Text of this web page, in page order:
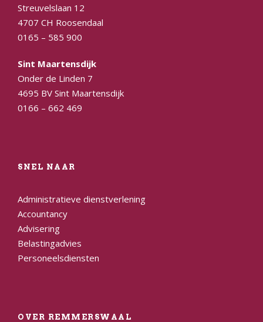
Streuvelslaan 12
4707 CH Roosendaal
0165 – 585 900
Sint Maartensdijk
Onder de Linden 7
4695 BV Sint Maartensdijk
0166 – 662 469
SNEL NAAR
Administratieve dienstverlening
Accountancy
Advisering
Belastingadvies
Personeelsdiensten
OVER REMMERSWAAL